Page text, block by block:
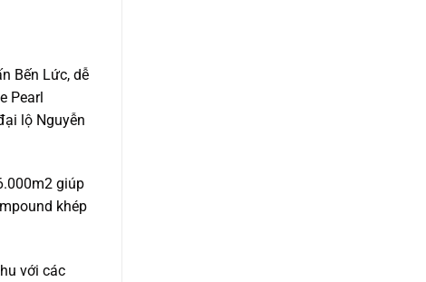
Bến Lức, dễ
Pearl
lộ Nguyễn
giúp
khép
với các